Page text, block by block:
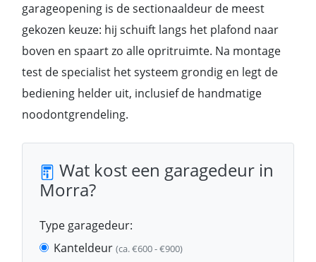
garageopening is de sectionaaldeur de meest
gekozen keuze: hij schuift langs het plafond naar
boven en spaart zo alle opritruimte. Na montage
test de specialist het systeem grondig en legt de
bediening helder uit, inclusief de handmatige
noodontgrendeling.
Wat kost een garagedeur in
Morra?
Type garagedeur:
Kanteldeur (ca. €600 - €900)